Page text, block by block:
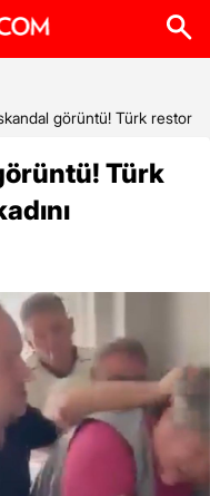
görüntü! Türk
Türk